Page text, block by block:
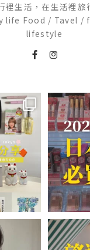
裡生活，在生活裡
life Food / Tavel /
lifestyle
妝店/百
給你...
2026🇯🇵
日本
給你！ \🇰🇷韓國
💭留言「望